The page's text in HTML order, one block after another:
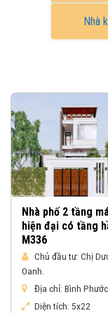
Nhà
Nhà phố 2 tầng
hiện đại có tầng
M336
Chủ đầu tư: Chị
Oanh.
Địa chỉ: Bình Phước
Diện tích: 5x22